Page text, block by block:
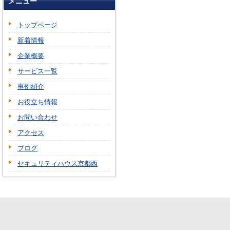
トップページ
新着情報
企業概要
サービス一覧
事例紹介
お役立ち情報
お問い合わせ
アクセス
ブログ
セキュリティハウス京都西